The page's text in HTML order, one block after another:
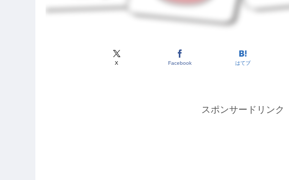
X Facebook はてブ
スポンサードリンク